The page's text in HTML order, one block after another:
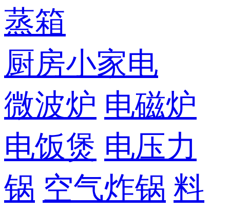
蒸箱
厨房小家电
微波炉 电磁炉
电饭煲 电压力
锅 空气炸锅 料